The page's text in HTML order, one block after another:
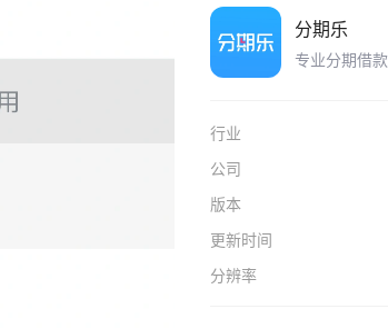
分期乐
专业分期借
行业
公司
版本
更新时间
分辨率